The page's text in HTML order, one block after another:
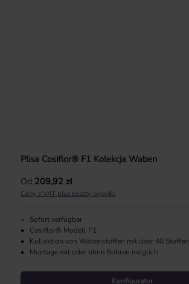
Plisa Cosiflor® F1 Kolekcja Waben
Cena regularna:
Od 209,92 zł
Ceny z VAT plus koszty wysyłki
•
Sofort verfügbar
•
Cosiflor® Modell F1
•
Kollektion von Wabenstoffen mit über 40 Stoffen
•
Montage mit oder ohne Bohren möglich
Konfigurator